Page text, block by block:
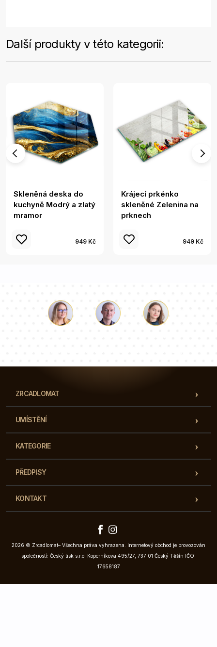
Další produkty v této kategorii:
Skleněná deska do
kuchyně Modrý a zlatý
mramor
949 Kč
Krájecí prkénko
skleněné Zelenina na
prknech
949 Kč
ZRCADLOMAT
UMÍSTĚNÍ
KATEGORIE
PŘEDPISY
KONTAKT
2026 © Zrcadlomat– Všechna práva vyhrazena. Internetový obchod je provozován
společností: Český tisk s.r.o. Koperníkova 495/27, 737 01 Český Těšín IČO:
17658187